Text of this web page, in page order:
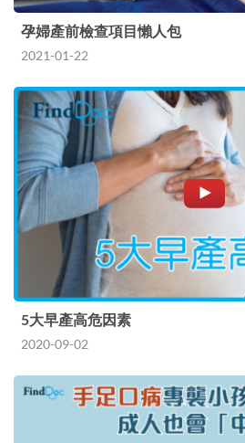
孕婦產前檢查項目懶人包
2021-01-22
5大早產高危因素
2020-09-02